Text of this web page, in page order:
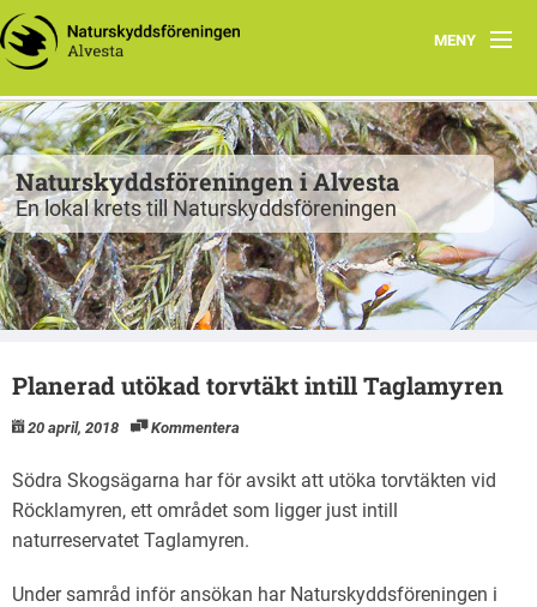
MENY
Program
Grupper
Projekt
Natur att besöka
Fiskgjusen
Kontakt
Naturskyddsföreningen i Alvesta
En lokal krets till Naturskyddsföreningen
Planerad utökad torvtäkt intill Taglamyren
20 april, 2018 Kommentera
Södra Skogsägarna har för avsikt att utöka torvtäkten vid
Röcklamyren, ett området som ligger just intill
naturreservatet Taglamyren.
Under samråd inför ansökan har Naturskyddsföreningen i